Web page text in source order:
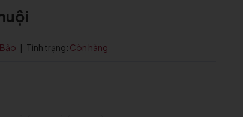
| Tình trạng: Còn hàng